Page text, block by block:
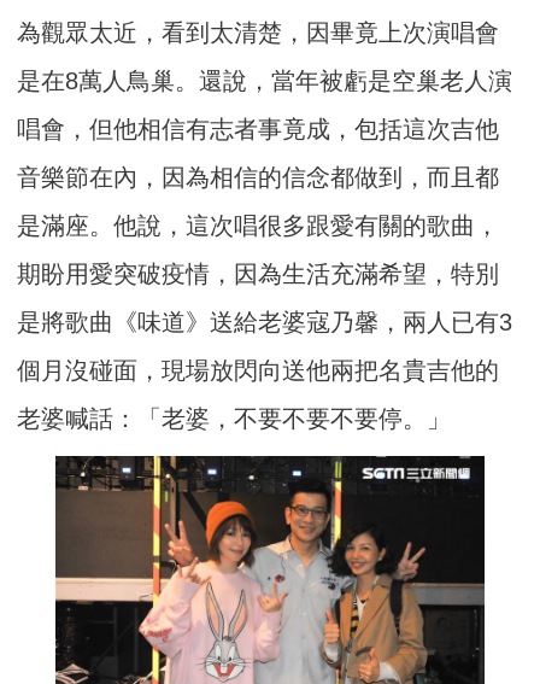
為觀眾太近，看到太清楚，因畢竟上次演唱會
是在8萬人鳥巢。還說，當年被虧是空巢老人演
唱會，但他相信有志者事竟成，包括這次吉他
音樂節在內，因為相信的信念都做到，而且都
是滿座。他說，這次唱很多跟愛有關的歌曲，
期盼用愛突破疫情，因為生活充滿希望，特別
是將歌曲《味道》送給老婆寇乃馨，兩人已有3
個月沒碰面，現場放閃向送他兩把名貴吉他的
老婆喊話：「老婆，不要不要不要停。」